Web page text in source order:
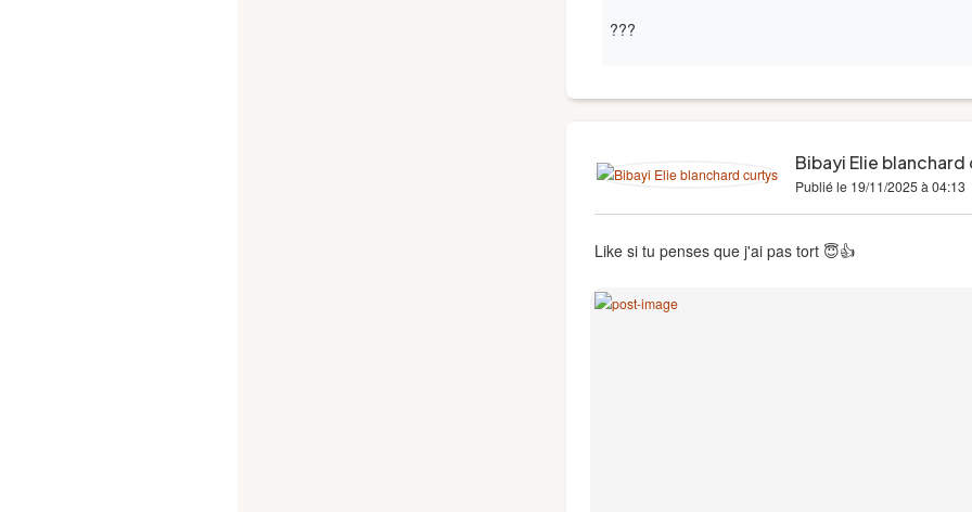
???
Bibayi Elie blanchard
Publié le 19/11/2025 à 04:13
Like si tu penses que j'ai pas tort 😇👍